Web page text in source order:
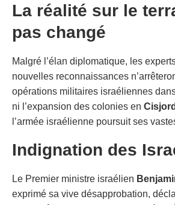
La réalité sur le
pas changé
Malgré l’élan diplomatique, les
nouvelles reconnaissances
opérations militaires israéliennes
ni l’expansion des colonies en
l’armée israélienne poursuit ses
Indignation des
Le Premier ministre israélien
exprimé sa vive désapprobation,